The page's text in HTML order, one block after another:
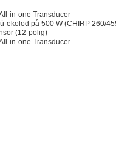
in-one Transducer
ekolod på 500 W (CHIRP 260/
(12-polig)
in-one Transducer